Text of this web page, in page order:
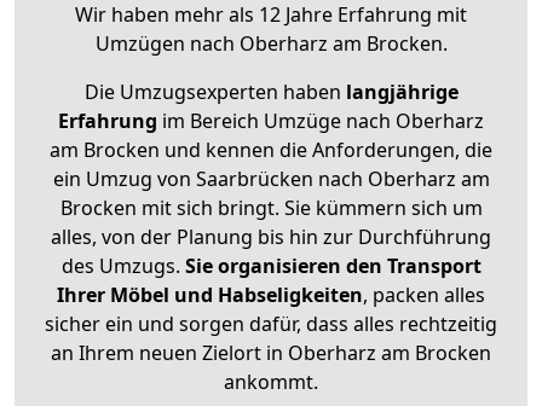
Wir haben mehr als 12 Jahre Erfahrung mit
Umzügen nach Oberharz am Brocken.
Die Umzugsexperten haben langjährige
Erfahrung im Bereich Umzüge nach Oberharz
am Brocken und kennen die Anforderungen, die
ein Umzug von Saarbrücken nach Oberharz am
Brocken mit sich bringt. Sie kümmern sich um
alles, von der Planung bis hin zur Durchführung
des Umzugs. Sie organisieren den Transport
Ihrer Möbel und Habseligkeiten, packen alles
sicher ein und sorgen dafür, dass alles rechtzeitig
an Ihrem neuen Zielort in Oberharz am Brocken
ankommt.